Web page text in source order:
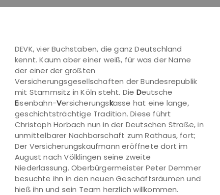
DEVK, vier Buchstaben, die ganz Deutschland
kennt. Kaum aber einer weiß, für was der Name
der einer der größten
Versicherungsgesellschaften der Bundesrepublik
mit Stammsitz in Köln steht. Die Deutsche
Eisenbahn-Versicherungskasse hat eine lange,
geschichtsträchtige Tradition. Diese führt
Christoph Horbach nun in der Deutschen Straße, in
unmittelbarer Nachbarschaft zum Rathaus, fort;
Der Versicherungskaufmann eröffnete dort im
August nach Völklingen seine zweite
Niederlassung. Oberbürgermeister Peter Demmer
besuchte ihn in den neuen Geschäftsräumen und
hieß ihn und sein Team herzlich willkommen.